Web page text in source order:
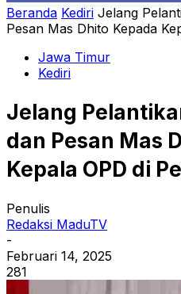
Beranda Kediri Jelang
Pesan Mas Dhito Kepada
Jawa Timur
Kediri
Jelang
dan Pesan Mas
Kepala OPD di
Penulis
Redaksi MaduTV
-
Februari 14, 2025
281